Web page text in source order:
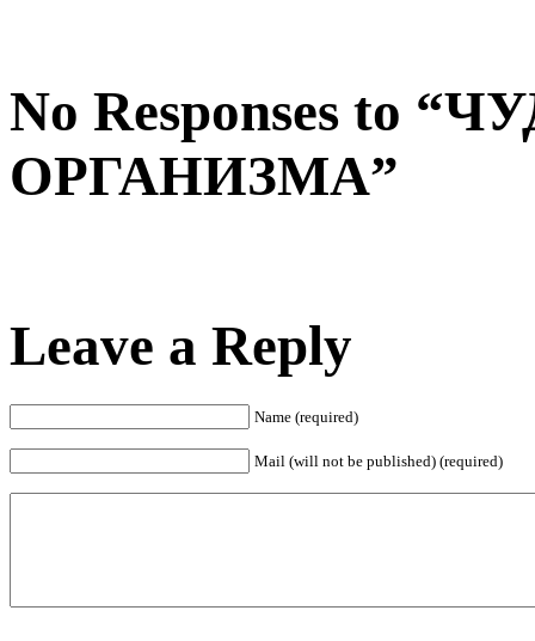
No Responses to
ОРГАНИЗМА”
Leave a Reply
Name (required)
Mail (will not be published) (required)